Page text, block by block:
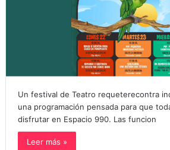
Un festival de Teatro requeterecontra
una programación pensada para que
disfrutar en Espacio 990. Las funcion
Leer más »